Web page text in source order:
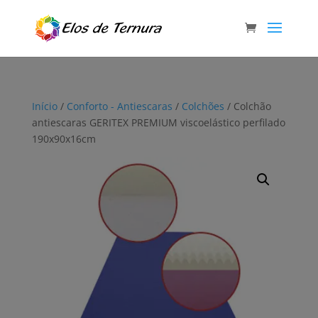
Início/ Conforto - Antiescaras / Colchões / Colchão
antiescaras GERITEX PREMIUM viscoelástico perfilado
190x90x16cm